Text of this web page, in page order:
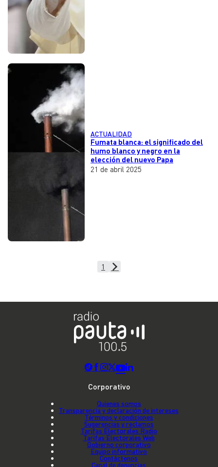
ACTUALIDAD
Fumata blanca: el significado del
humo blanco y negro en la
elección del nuevo Papa
21 de abril 2025
1
Corporativo
Quienes somos
Transparencia y declaración de intereses
Términos y condiciones
Sugerencias y reclamos
Tarifas Electorales Radio
Tarifas Electorales Web
Gobierno corporativo
Equipo informativo
Contáctenos
Canal de denuncias